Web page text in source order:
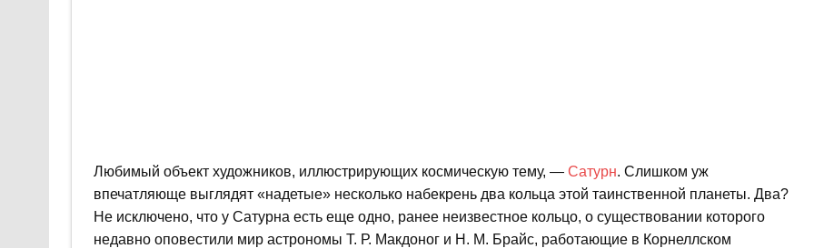
Любимый объект художников, иллюстрирующих космическую тему, — Сатурн. Слишком уж
впечатляюще выглядят «надетые» несколько набекрень два кольца этой таинственной планеты. Два?
Не исключено, что у Сатурна есть еще одно, ранее неизвестное кольцо, о существовании которого
недавно оповестили мир астрономы Т. Р. Макдоног и Н. М. Брайс, работающие в Корнеллском